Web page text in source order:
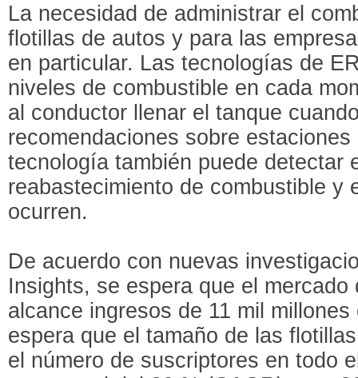
La necesidad de administrar el
flotillas de autos y para las
en particular. Las tecnologías de
niveles de combustible en cada
al conductor llenar el tanque
recomendaciones sobre
tecnología también puede detectar
reabastecimiento de combustible y
ocurren.
De acuerdo con nuevas
Insights, se espera que el
alcance ingresos de 11 mil
espera que el tamaño de las
el número de suscriptores en todo